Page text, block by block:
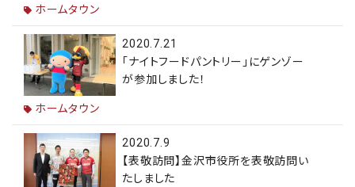
ホームタウン
2020.7.21
「ナイトフードパントリー」にゲンゾー
が参加しました！
ホームタウン
2020.7.9
【表敬訪問】金沢市役所を表敬訪問い
たしました